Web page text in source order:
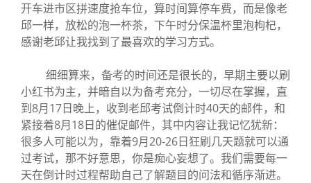
开车进市区拼速度抢车位，算时间算停车费，而是像老
邱一样，放松的泡一杯茶，下午时分保温杯里泡枸杞，
感谢老邱让我找到了最喜欢的学习方式。
细细算来，备考的时间还是很长的，早期主要以刷
小红书为主，并暗自以为备考充分，一切尽在掌握，直
到8月17日晚上，收到老邱考试倒计时40天的邮件，和
紧接着8月18日的催促邮件，其中内容让我记忆犹新：
很多人可能以为，靠着9月20-26日狂刷几天题就可以通
过考试，那不好意思，你是痴心妄想了。我们需要每一
天在倒计时过程帮助自己了解题目的问法和循序渐进。